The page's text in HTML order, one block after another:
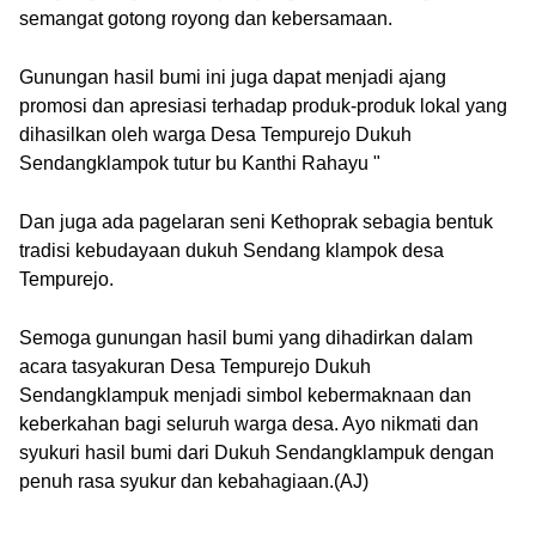
semangat gotong royong dan kebersamaan.
Gunungan hasil bumi ini juga dapat menjadi ajang
promosi dan apresiasi terhadap produk-produk lokal yang
dihasilkan oleh warga Desa Tempurejo Dukuh
Sendangklampok tutur bu Kanthi Rahayu "
Dan juga ada pagelaran seni Kethoprak sebagia bentuk
tradisi kebudayaan dukuh Sendang klampok desa
Tempurejo.
Semoga gunungan hasil bumi yang dihadirkan dalam
acara tasyakuran Desa Tempurejo Dukuh
Sendangklampuk menjadi simbol kebermaknaan dan
keberkahan bagi seluruh warga desa. Ayo nikmati dan
syukuri hasil bumi dari Dukuh Sendangklampuk dengan
penuh rasa syukur dan kebahagiaan.(AJ)